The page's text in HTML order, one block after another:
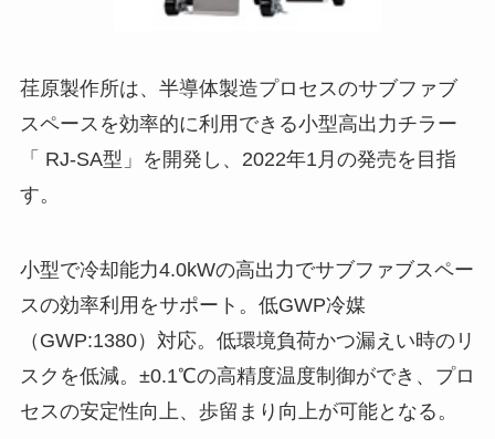
荏原製作所は、半導体製造プロセスのサブファブ
スペースを効率的に利用できる小型高出力チラー
「 RJ-SA型」を開発し、2022年1月の発売を目指
す。
小型で冷却能力4.0kWの高出力でサブファブスペー
スの効率利用をサポート。低GWP冷媒
（GWP:1380）対応。低環境負荷かつ漏えい時のリ
スクを低減。±0.1℃の高精度温度制御ができ、プロ
セスの安定性向上、歩留まり向上が可能となる。